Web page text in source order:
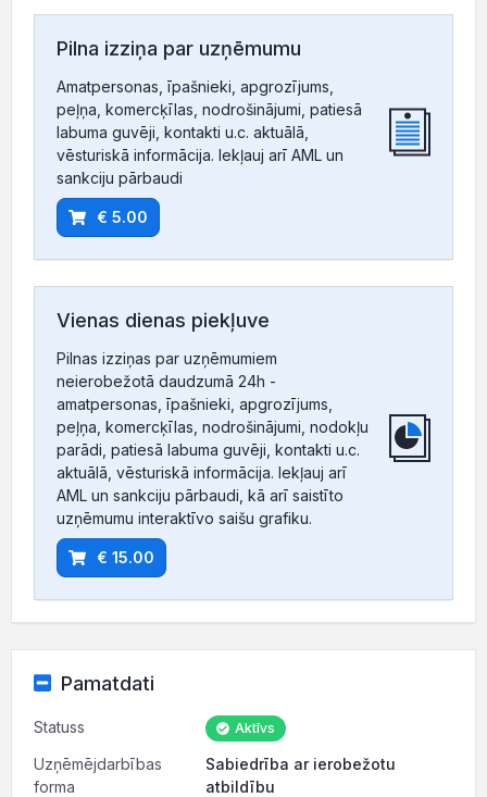
Pilna izziņa par uzņēmumu
Amatpersonas, īpašnieki, apgrozījums,
peļņa, komercķīlas, nodrošinājumi, patiesā
labuma guvēji, kontakti u.c. aktuālā,
vēsturiskā informācija. Iekļauj arī AML un
sankciju pārbaudi
€ 5.00
Vienas dienas piekļuve
Pilnas izziņas par uzņēmumiem
neierobežotā daudzumā 24h -
amatpersonas, īpašnieki, apgrozījums,
peļņa, komercķīlas, nodrošinājumi, nodokļu
parādi, patiesā labuma guvēji, kontakti u.c.
aktuālā, vēsturiskā informācija. Iekļauj arī
AML un sankciju pārbaudi, kā arī saistīto
uzņēmumu interaktīvo saišu grafiku.
€ 15.00
Pamatdati
Statuss Aktīvs
Uzņēmējdarbības
forma
Sabiedrība ar ierobežotu
atbildību